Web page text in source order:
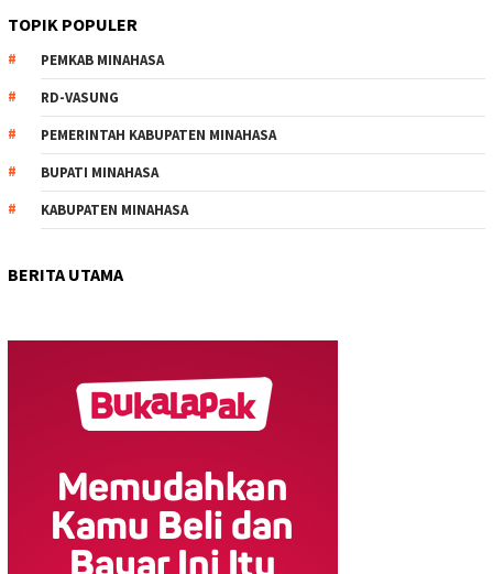
TOPIK POPULER
PEMKAB MINAHASA
RD-VASUNG
PEMERINTAH KABUPATEN MINAHASA
BUPATI MINAHASA
KABUPATEN MINAHASA
BERITA UTAMA